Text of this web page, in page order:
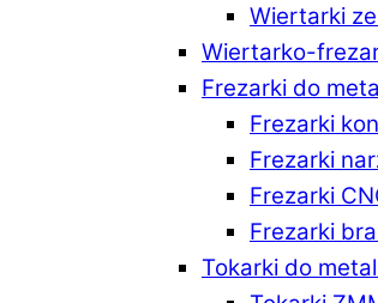
Wiertarki
Wiertarko-
Frezarki do
Frezarki
Frezarki
Frezarki
Frezarki
Tokarki do